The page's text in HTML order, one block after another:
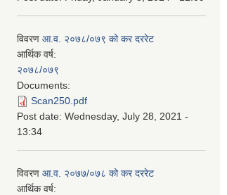
विवरण आ.व. २०७८/०७९ को कर दररेट
आर्थिक वर्ष:
२०७८/०७९
Documents:
Scan250.pdf
Post date: Wednesday, July 28, 2021 -
13:34
विवरण आ.व. २०७७/०७८ को कर दररेट
आर्थिक वर्ष: